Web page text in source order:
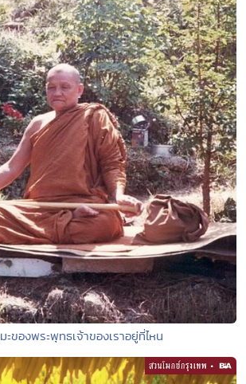
ะของพระพุทธเจ้าของเราอยู่ที่ไหน